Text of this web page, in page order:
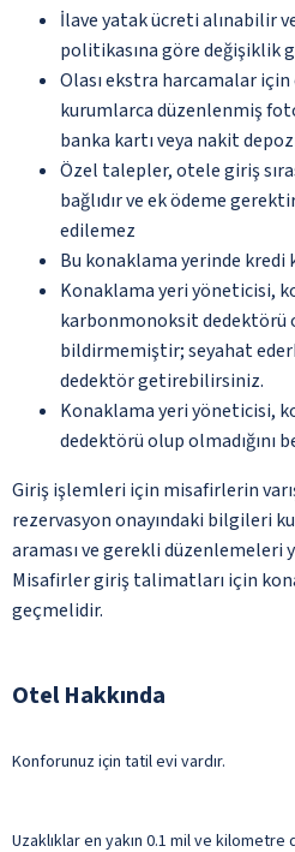
İlave yatak ücreti alınabilir
politikasına göre değişiklik
Olası ekstra harcamalar
kurumlarca düzenlenmiş
banka kartı veya nakit
Özel talepler, otele giriş
bağlıdır ve ek ödeme
edilemez
Bu konaklama yerinde
Konaklama yeri yöneticisi,
karbonmonoksit dedektörü
bildirmemiştir; seyahat
dedektör getirebilirsiniz.
Konaklama yeri yöneticisi,
dedektörü olup
Giriş işlemleri için misafirlerin
rezervasyon onayındaki bilgileri
araması ve gerekli düzenlemeleri
Misafirler giriş talimatları için
geçmelidir.
Otel Hakkında
Konforunuz için tatil evi vardır.
Uzaklıklar en yakın 0.1 mil ve